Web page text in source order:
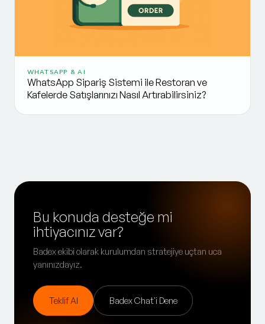
WHATSAPP & AI
WhatsApp Sipariş Sistemi ile Restoran ve
Kafelerde Satışlarınızı Nasıl Artırabilirsiniz?
Bu konuda desteğe mi
ihtiyacınız var?
Badex ekibi olarak kurulumdan stratejiye uçtan uca
yanınızdayız.
Teklif Al Badex Chat'i Dene